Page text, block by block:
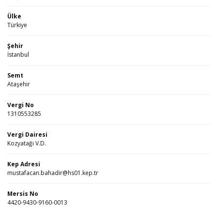
Ülke
Türkiye
Şehir
İstanbul
Semt
Ataşehir
Vergi No
1310553285
Vergi Dairesi
Kozyatağı V.D.
Kep Adresi
mustafacan.bahadir@hs01.kep.tr
Mersis No
4420-9430-9160-0013